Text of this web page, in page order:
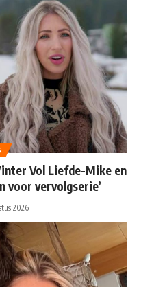
Vol Liefde-Mike en
voor vervolgserie’
2026